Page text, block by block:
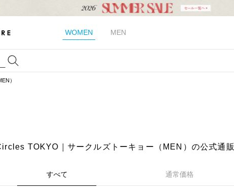
WOMEN MEN
）
TOKYO｜サークルズトーキョー（MEN）の公式通販
すべて 通常価格